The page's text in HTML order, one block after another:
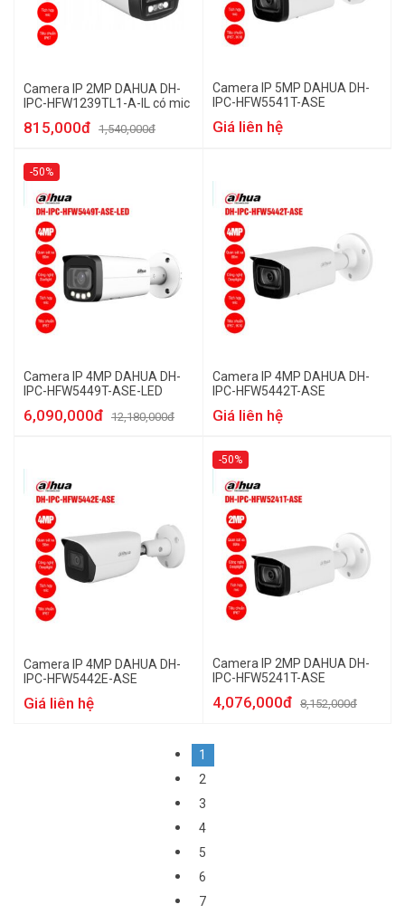
Camera IP 2MP DAHUA DH-
IPC-HFW1239TL1-A-IL có mic
815,000đ 1,540,000đ
Camera IP 5MP DAHUA DH-
IPC-HFW5541T-ASE
Giá liên hệ
-50%
Camera IP 4MP DAHUA DH-
IPC-HFW5449T-ASE-LED
6,090,000đ 12,180,000đ
Camera IP 4MP DAHUA DH-
IPC-HFW5442T-ASE
Giá liên hệ
Camera IP 4MP DAHUA DH-
IPC-HFW5442E-ASE
Giá liên hệ
-50%
Camera IP 2MP DAHUA DH-
IPC-HFW5241T-ASE
4,076,000đ 8,152,000đ
1
2
3
4
5
6
7